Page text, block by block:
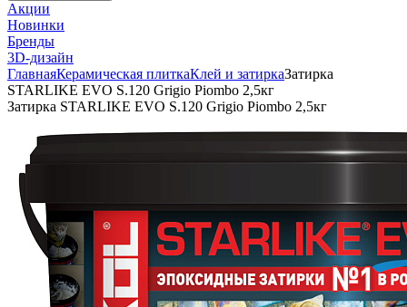
Акции
Новинки
Бренды
3D-дизайн
ГлавнаяКерамическая плиткаКлей и затиркаЗатирка
STARLIKE EVO S.120 Grigio Piombo 2,5кг
Затирка STARLIKE EVO S.120 Grigio Piombo 2,5кг